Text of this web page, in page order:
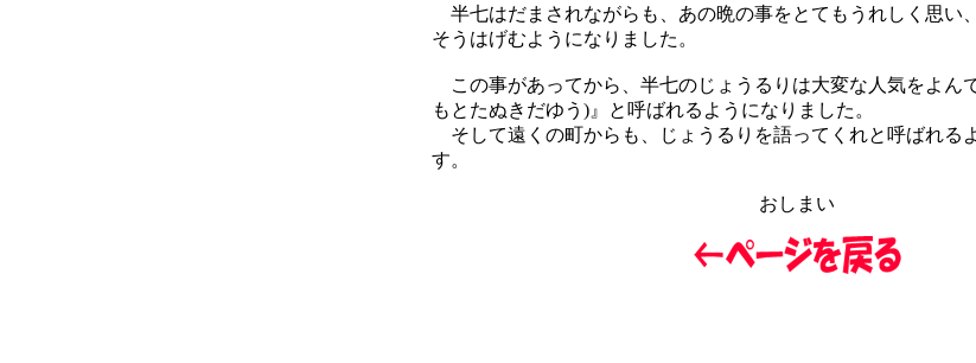
半七はだまされながらも、あの晩の事をとてもうれしく思い
そうはげむようになりました。
この事があってから、半七のじょうるりは大変な人気をよん
もとたぬきだゆう)』と呼ばれるようになりました。
そして遠くの町からも、じょうるりを語ってくれと呼ばれる
す。
おしまい